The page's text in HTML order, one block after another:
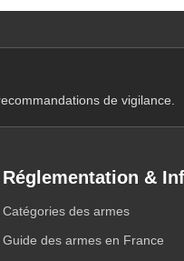
de vigilance.
Réglementation &
Catégories des armes
Guide des armes en France